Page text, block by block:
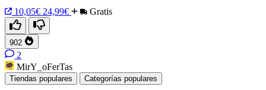
10,05€ 24,99€ Gratis
902
2
MirY_oFerTas
Tiendas populares Categorías populares